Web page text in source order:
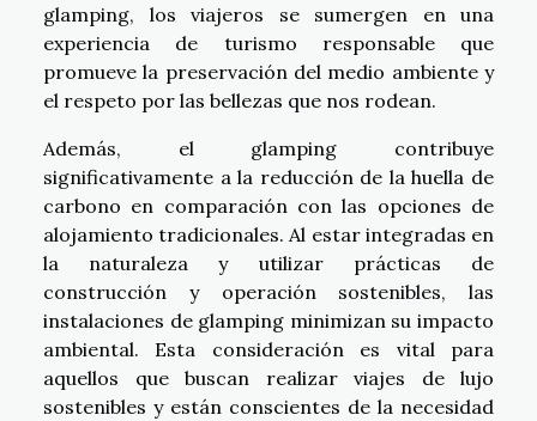
glamping, los viajeros se sumergen en una
experiencia de turismo responsable que
promueve la preservación del medio ambiente y
el respeto por las bellezas que nos rodean.
Además, el glamping contribuye
significativamente a la reducción de la huella de
carbono en comparación con las opciones de
alojamiento tradicionales. Al estar integradas en
la naturaleza y utilizar prácticas de
construcción y operación sostenibles, las
instalaciones de glamping minimizan su impacto
ambiental. Esta consideración es vital para
aquellos que buscan realizar viajes de lujo
sostenibles y están conscientes de la necesidad